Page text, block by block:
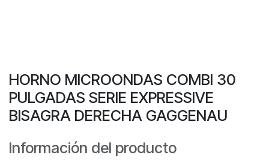
HORNO MICROONDAS COMBI 30
PULGADAS SERIE EXPRESSIVE
BISAGRA DERECHA GAGGENAU
Información del producto